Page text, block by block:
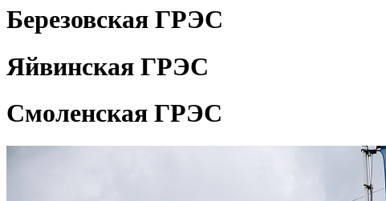
Березовская ГРЭС
Яйвинская ГРЭС
Смоленская ГРЭС